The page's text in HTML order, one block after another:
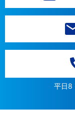
平日8